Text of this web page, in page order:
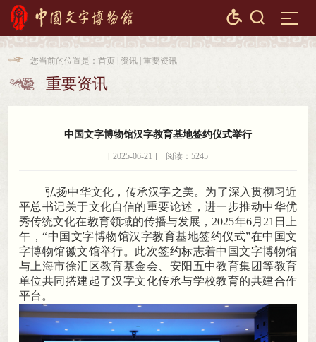
 
 重要资讯
 您当前的位置是： 首页 资讯 重要资讯
中国文字博物馆汉字教育基地签约仪式举行
[ 2025-06-21 ] 阅读：5245
弘扬中华文化 ， 传承汉字之美。为了深入贯彻习近
平总书记关于文化自信的重要论述 ， 进一步推动中华优
秀传统文化在教育领域的传播与发展，2025年6月21日上
午 ， “中国文字博物馆汉字教育基地签约仪式”在中国文
字博物馆徽文馆举行。此次签约标志着中国文字博物馆
与上海市徐汇区教育基金会、安阳五中教育集团等教育
单位共同搭建起了汉字文化传承与学校教育的共建合作
平台 。